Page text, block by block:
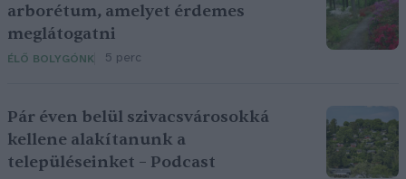
arborétum, amelyet érdemes
meglátogatni
ÉLŐ BOLYGÓNK 5 perc
Pár éven belül szivacsvárosokká
kellene alakítanunk a
településeinket – Podcast